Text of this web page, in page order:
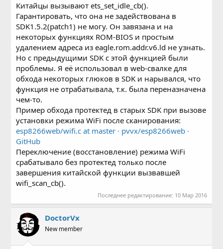
Китайцы вызывают ets_set_idle_cb().
Гарантировать, что она не задействована в
SDK1.5.2(patch1) не могу. Он завязана и на
некоторых функциях ROM-BIOS и простым
удалением адреса из eagle.rom.addr.v6.ld не узнать.
Но с предыдущими SDK с этой функцией были
проблемы. Я её использовал в web-свалке для
обхода некоторых глюков в SDK и нарывался, что
функция не отрабатывала, т.к. была переназначена
чем-то.
Пример обхода протектед в старых SDK при вызове
установки режима WiFi после сканирования:
esp8266web/wifi.c at master · pvvx/esp8266web ·
GitHub
Переключение (восстановление) режима WiFi
срабатывало без протектед только после
завершения китайской функции вызвавшей
wifi_scan_cb().
Последнее редактирование: 10 Мар 2016
DoctorVx
New member